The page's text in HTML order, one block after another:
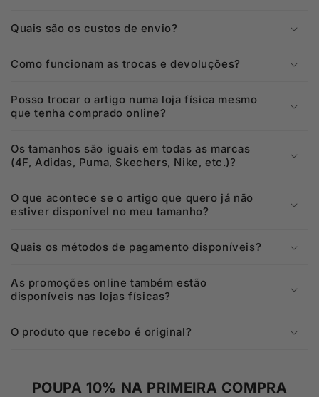
Quais são os custos de envio?
Como funcionam as trocas e devoluções?
Posso trocar o artigo numa loja física mesmo
que tenha comprado online?
Os tamanhos são iguais em todas as marcas
(4F, Adidas, Puma, Skechers, Nike, etc.)?
O que acontece se o artigo que quero já não
estiver disponível no meu tamanho?
Quais os métodos de pagamento disponíveis?
As promoções online também estão
disponíveis nas lojas físicas?
O produto que recebo é original?
POUPA 10% NA PRIMEIRA COMPRA